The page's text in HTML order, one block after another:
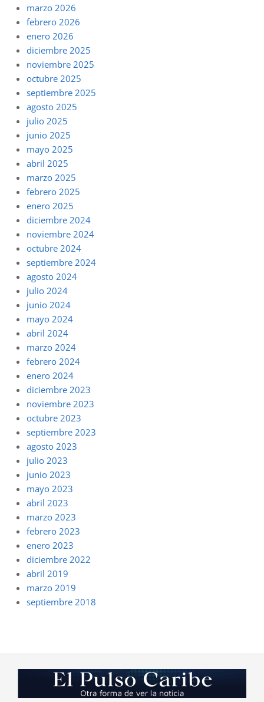
marzo 2026
febrero 2026
enero 2026
diciembre 2025
noviembre 2025
octubre 2025
septiembre 2025
agosto 2025
julio 2025
junio 2025
mayo 2025
abril 2025
marzo 2025
febrero 2025
enero 2025
diciembre 2024
noviembre 2024
octubre 2024
septiembre 2024
agosto 2024
julio 2024
junio 2024
mayo 2024
abril 2024
marzo 2024
febrero 2024
enero 2024
diciembre 2023
noviembre 2023
octubre 2023
septiembre 2023
agosto 2023
julio 2023
junio 2023
mayo 2023
abril 2023
marzo 2023
febrero 2023
enero 2023
diciembre 2022
abril 2019
marzo 2019
septiembre 2018